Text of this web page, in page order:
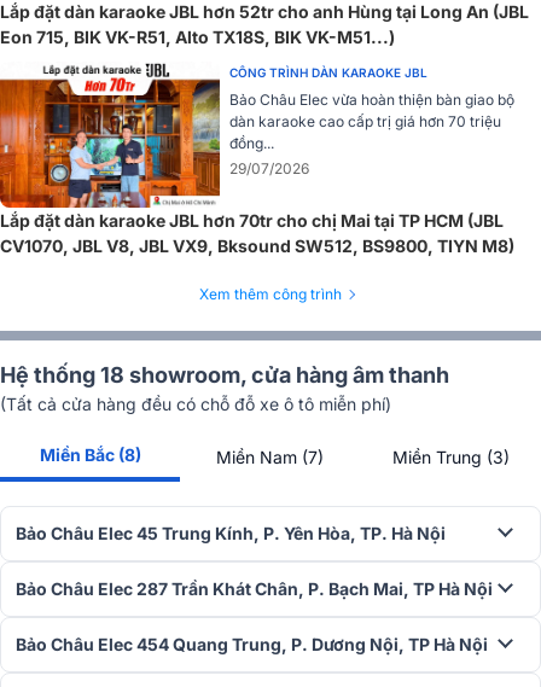
Trình điều khiển tần số thấp mới được thiết kế cho âm bass có hiệu
suất cao, xử lý công suất lớn và phát ra âm trầm mạnh mẽ hơn hẳn
các mẫu loa khác trên thị trường. Mạch passive được chế tạo chính
xác triệt tiêu hiện tượng chồng chéo tần số và mang lại âm thanh
đầy đủ.
Mức công suất liên tục 350W và khả năng đạt cực đại lên đến
1400W cho khả năng chơi nhạc ấn tượng và bùng nổ. Góc phủ âm
rộng 100° × 70° (H × V) đảm bảo phủ sóng cân bằng trên toàn
không gian.
Cục đẩy công suất JBL V8
Cục đẩy công suất JBL V8 có khả năng hỗ trợ các chế độ stereo,
song song và bridge-mono với thiết kế 2 kênh, cung cấp mức công
suất lớn là 675W/ CH (ở 8Ω) và 860W/ CH (ở 4Ω), 1720W ở chế độ
bridge ở 8Ω, đảm bảo cung cấp đủ công suất cho hệ thống loa ở
Lắp đặt dàn karaoke JBL hơn 52tr cho anh Hùng tại Long An (JBL
Eon 715, BIK VK-R51, Alto TX18S, BIK VK-M51...)
CÔNG TRÌNH DÀN KARAOKE JBL
Bảo Châu Elec vừa hoàn thiện bàn giao bộ
dàn karaoke cao cấp trị giá hơn 70 triệu
đồng...
29/07/2026
Lắp đặt dàn karaoke JBL hơn 70tr cho chị Mai tại TP HCM (JBL
CV1070, JBL V8, JBL VX9, Bksound SW512, BS9800, TIYN M8)
Xem thêm công trình
Hệ thống 18 showroom, cửa hàng âm thanh
(Tất cả cửa hàng đều có chỗ đỗ xe ô tô miễn phí)
Miền Bắc (8) Miền Nam (7) Miền Trung (3)
Bảo Châu Elec 45 Trung Kính, P. Yên Hòa, TP. Hà Nội
Bảo Châu Elec 287 Trần Khát Chân, P. Bạch Mai, TP Hà Nội
Bảo Châu Elec 454 Quang Trung, P. Dương Nội, TP Hà Nội